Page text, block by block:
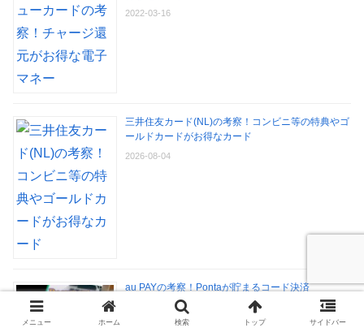
2022-03-16
三井住友カード(NL)の考察！コンビニ等の特典やゴ
ールドカードがお得なカード
2026-08-04
au PAYの考察！Pontaが貯まるコード決済
メニュー ホーム 検索 トップ サイドバー